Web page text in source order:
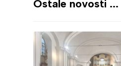
Ostale novosti ...